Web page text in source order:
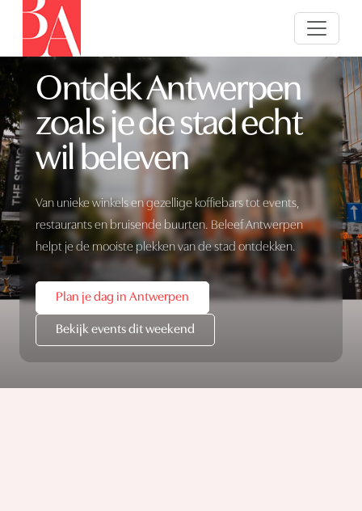
Ontdek Antwerpen
zoals je de stad echt
wil beleven
Van unieke winkels en gezellige koffiebars tot events,
restaurants en bruisende buurten. Beleef Antwerpen
helpt je de mooiste plekken van de stad ontdekken.
Plan je dag in Antwerpen
Bekijk events dit weekend